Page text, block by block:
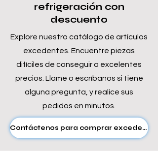
refrigeración con
descuento
Explore nuestro catálogo de artículos
excedentes. Encuentre piezas
difíciles de conseguir a excelentes
precios. Llame o escríbanos si tiene
alguna pregunta, y realice sus
pedidos en minutos.
Contáctenos para comprar excedentes